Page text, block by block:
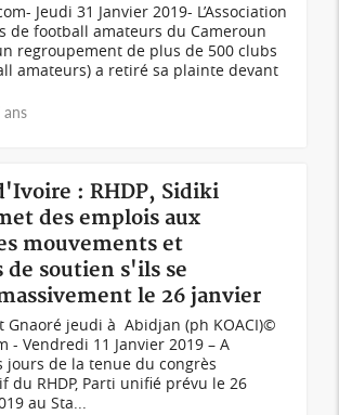
Jeudi 31 Janvier 2019- L’Association
de football amateurs du Cameroun
regroupement de plus de 500 clubs
amateurs) a retiré sa plainte devant
ans
: RHDP, Sidiki
des emplois aux
mouvements et
de soutien s'ils se
le 26 janvier
Gnaoré jeudi à Abidjan (ph KOACI)©
- Vendredi 11 Janvier 2019 – A
jours de la tenue du congrès
du RHDP, Parti unifié prévu le 26
au Sta...